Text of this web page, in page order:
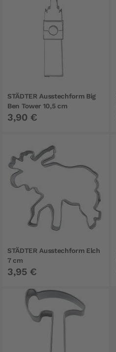
STÄDTER Ausstechform Big
Ben Tower 10,5 cm
3,90 €
STÄDTER Ausstechform Elch
7 cm
3,95 €